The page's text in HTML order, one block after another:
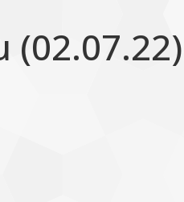
(02.07.22)